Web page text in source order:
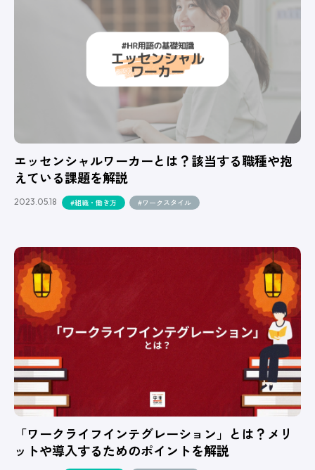
エッセンシャルワーカーとは？該当する職種や抱
えている課題を解説
2023.05.18 #組織・働き方 #ワークスタイル
「ワークライフインテグレーション」とは？メリ
ットや導入するためのポイントを解説